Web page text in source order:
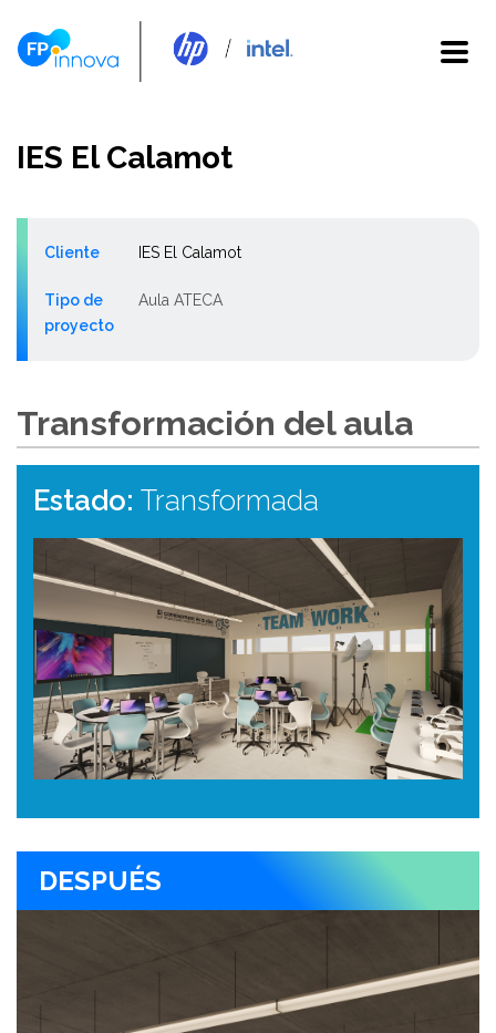
IES El Calamot
Cliente IES El Calamot
Tipo de
proyecto
Aula ATECA
Transformación del aula
Estado: Transformada
DESPUÉS